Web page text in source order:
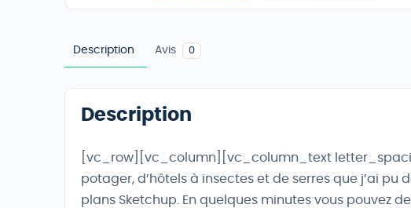
Description Avis 0
Description
[vc_row][vc_column][vc_column_text
potager, d’hôtels à insectes et de serres que j’ai
plans Sketchup. En quelques minutes vous pouvez